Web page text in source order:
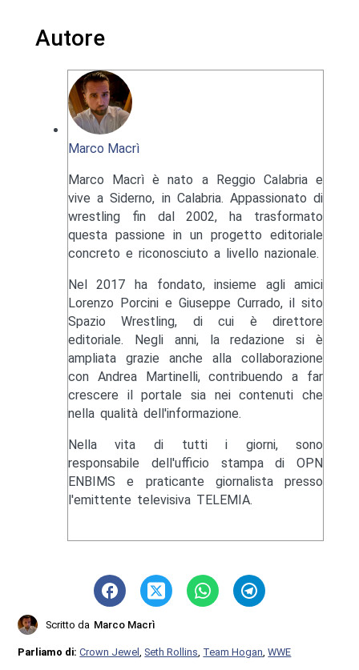
Autore
Marco Macrì
Marco Macrì è nato a Reggio Calabria e
vive a Siderno, in Calabria. Appassionato di
wrestling fin dal 2002, ha trasformato
questa passione in un progetto editoriale
concreto e riconosciuto a livello nazionale.
Nel 2017 ha fondato, insieme agli amici
Lorenzo Porcini e Giuseppe Currado, il sito
Spazio Wrestling, di cui è direttore
editoriale. Negli anni, la redazione si è
ampliata grazie anche alla collaborazione
con Andrea Martinelli, contribuendo a far
crescere il portale sia nei contenuti che
nella qualità dell'informazione.
Nella vita di tutti i giorni, sono
responsabile dell'ufficio stampa di OPN
ENBIMS e praticante giornalista presso
l'emittente televisiva TELEMIA.
Scritto da Marco Macrì
Parliamo di:Crown Jewel ,Seth Rollins Team Hogan ,WWE